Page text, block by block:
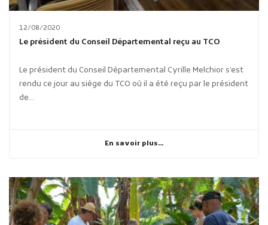
12/08/2020
Le président du Conseil Départemental reçu au TCO
Le président du Conseil Départemental Cyrille Melchior s’est
rendu ce jour au siège du TCO où il a été reçu par le président
de...
En savoir plus...